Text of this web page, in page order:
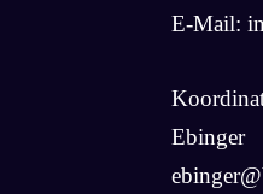
E-Mail:
Ebinger